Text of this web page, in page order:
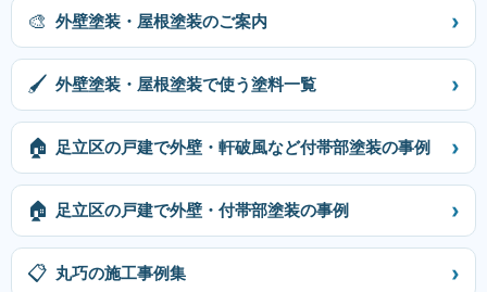
🎨 外壁塗装・屋根塗装のご案内 ›
🖌 外壁塗装・屋根塗装で使う塗料一覧 ›
🏠 足立区の戸建で外壁・軒破風など付帯部塗装の事例 ›
🏠 足立区の戸建で外壁・付帯部塗装の事例 ›
📋 丸巧の施工事例集 ›